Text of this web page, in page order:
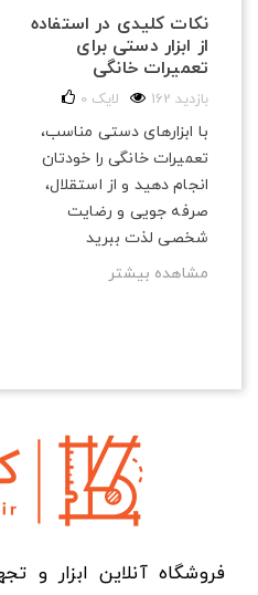
نکات کلیدی در استفاده
از ابزار دستی برای
تعمیرات خانگی
162 بازدید 0 لایک
با ابزارهای دستی مناسب،
تعمیرات خانگی را خودتان
انجام دهید و از استقلال،
صرفه‌ جویی و رضایت
شخصی لذت ببرید
مشاهده بیشتر
فروشگاه آنلاین ابزار و